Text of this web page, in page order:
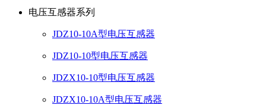
电压互感器系列
JDZ10-10A型电压互感器
JDZ10-10型电压互感器
JDZX10-10型电压互感器
JDZX10-10A型电压互感器